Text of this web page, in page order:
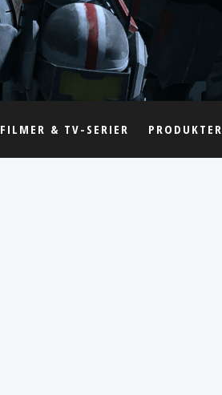
FILMER & TV-SERIER PRODUKTER